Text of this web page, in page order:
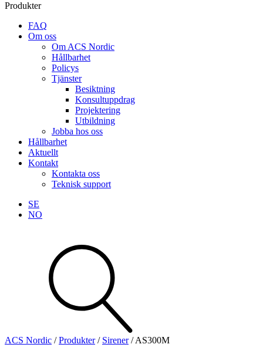
Produkter
FAQ
Om oss
Om ACS Nordic
Hållbarhet
Policys
Tjänster
Besiktning
Konsultuppdrag
Projektering
Utbildning
Jobba hos oss
Hållbarhet
Aktuellt
Kontakt
Kontakta oss
Teknisk support
SE
NO
Se alla kategorier
Se alla produkter
ACS Nordic /Produkter/ Sirener/AS300M